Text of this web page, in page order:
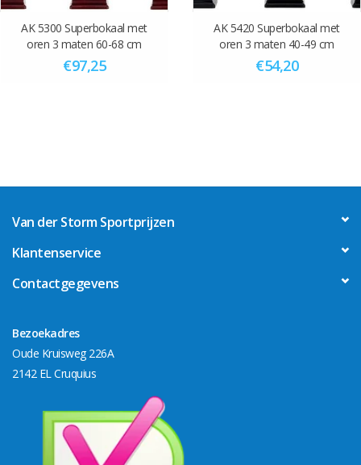
AK 5300 Superbokaal met
oren 3 maten 60-68 cm
€97,25
AK 5420 Superbokaal met
oren 3 maten 40-49 cm
€54,20
Van der Storm Sportprijzen
Klantenservice
Contactgegevens
Bezoekadres
Oude Kruisweg 226A
2142 EL Cruquius